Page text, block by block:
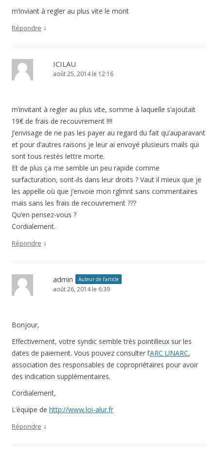
m’inviant à regler au plus vite le mont
Répondre ↓
ICILAU
août 25, 2014 le 12:16
m’invitant à regler au plus vite, somme à laquelle s’ajoutait
19€ de frais de recouvrement !!!!
J’envisage de ne pas les payer au regard du fait qu’auparavant
et pour d’autres raisons je leur ai envoyé plusieurs mails qui
sont tous restés lettre morte.
Et de plus ça me semble un peu rapide comme
surfacturation, sont-ils dans leur droits ? Vaut il mieux que je
les appelle où que j’envoie mon rglmnt sans commentaires
mais sans les frais de recouvrement ???
Qu’en pensez-vous ?
Cordialement.
Répondre ↓
admin Auteur de l’article
août 26, 2014 le 6:39
Bonjour,
Effectivement, votre syndic semble très pointilleux sur les
dates de paiement. Vous pouvez consulter l’ARC UNARC,
association des responsables de copropriétaires pour avoir
des indication supplémentaires.
Cordialement,
L’équipe de http://www.loi-alur.fr
Répondre ↓